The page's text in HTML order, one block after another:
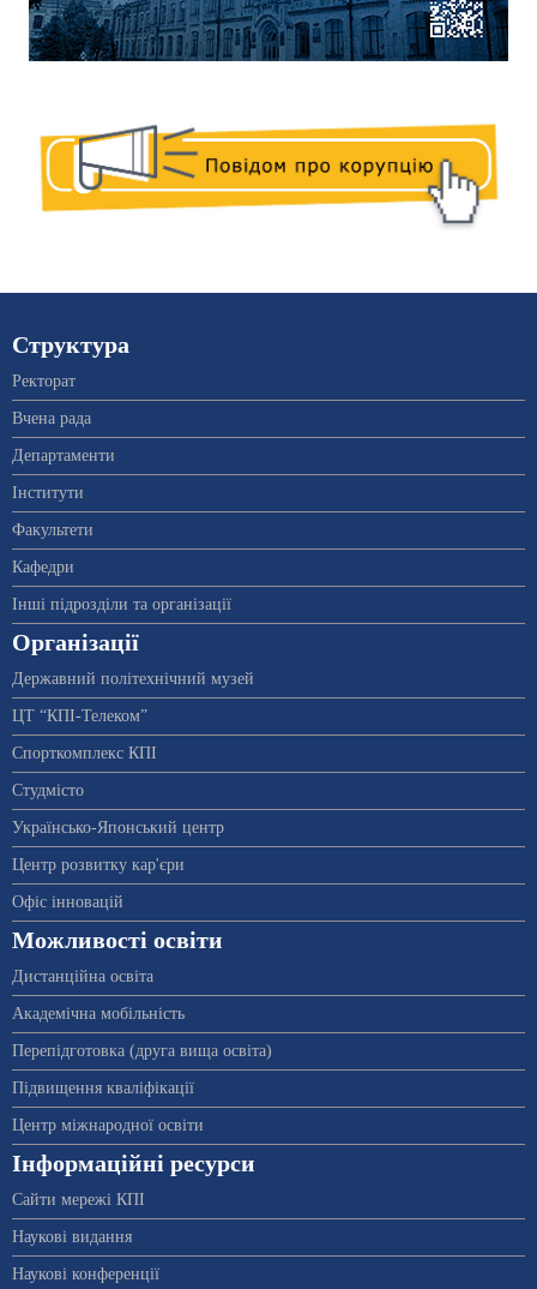
Структура
Ректорат
Вчена рада
Департаменти
Інститути
Факультети
Кафедри
Інші підрозділи та організації
Організації
Державний політехнічний музей
ЦТ “КПІ-Телеком”
Спорткомплекс КПІ
Студмісто
Українсько-Японський центр
Центр розвитку кар'єри
Офіс інновацій
Можливості освіти
Дистанційна освіта
Академічна мобільність
Перепідготовка (друга вища освіта)
Підвищення кваліфікації
Центр міжнародної освіти
Інформаційні ресурси
Сайти мережі КПІ
Наукові видання
Наукові конференції